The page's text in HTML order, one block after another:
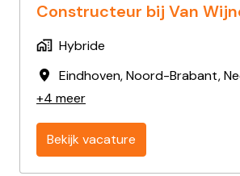
Constructeur bij Van
Hybride
Eindhoven,Noord-Brabant,
+4 meer
Bekijk vacature